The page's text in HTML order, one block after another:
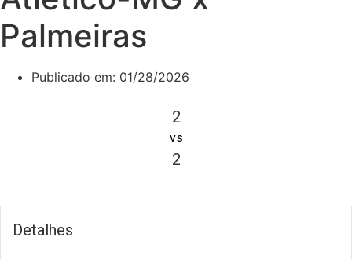
Palmeiras
Publicado em: 01/28/2026
2
vs
2
Detalhes